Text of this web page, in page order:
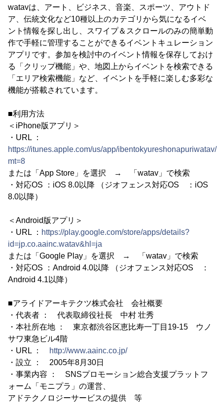
watavは、アート、ビジネス、音楽、スポーツ、アウトド
ア、伝統文化など10種以上のカテゴリから気になるイベ
ント情報を探し出し、スワイプ＆スクロールのみの簡単動
作で手軽に管理することができるイベントキュレーション
アプリです。参加を検討中のイベント情報を保存しておけ
る「クリップ機能」や、地図上からイベントを検索できる
「エリア検索機能」など、イベントを手軽に楽しむ多彩な
機能が搭載されています。
■利用方法
＜iPhone版アプリ＞
・URL ：
https://itunes.apple.com/us/app/ibentokyureshonapuriwatav/
mt=8
または「App Store」を選択 → 「watav」で検索
・対応OS ：iOS 8.0以降 （ジオフェンス対応OS ：iOS
8.0以降）
＜Android版アプリ＞
・URL ： https://play.google.com/store/apps/details?
id=jp.co.aainc.watav&hl=ja
または「Google Play」を選択 → 「watav」で検索
・対応OS ：Android 4.0以降 （ジオフェンス対応OS ：
Android 4.1以降）
■アライドアーキテクツ株式会社 会社概要
・代表者 ： 代表取締役社長 中村 壮秀
・本社所在地 ： 東京都渋谷区恵比寿一丁目19-15 ウノ
サワ東急ビル4階
・URL ：
http://www.aainc.co.jp/
・設立 ： 2005年8月30日
・事業内容 ： SNSプロモーション総合支援プラットフ
ォーム「モニプラ」の運営、
アドテクノロジーサービスの提供 等